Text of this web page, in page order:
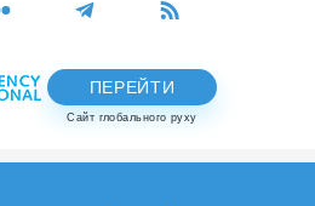
ПЕРЕЙТИ
Сайт глобального руху